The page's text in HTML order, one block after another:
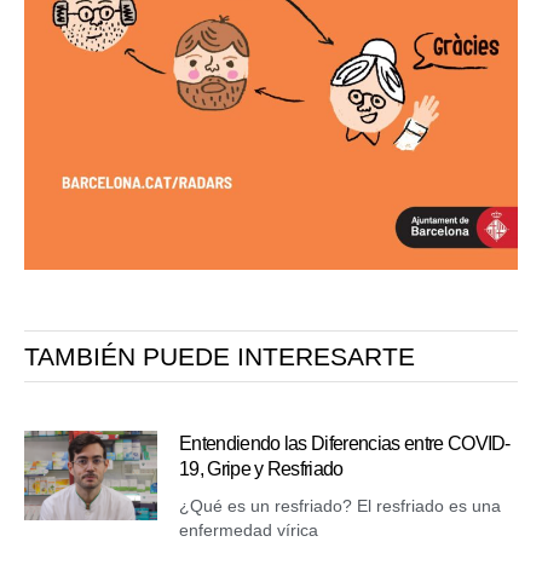
TAMBIÉN PUEDE INTERESARTE
Entendiendo las Diferencias entre COVID-
19, Gripe y Resfriado
¿Qué es un resfriado? El resfriado es una
enfermedad vírica